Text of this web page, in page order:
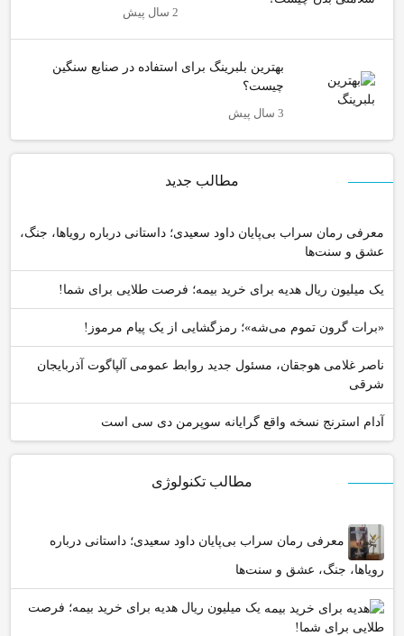
مطالب تکنولوژی
معرفی رمان سراب بی‌پایان داود سعیدی؛ داستانی درباره
رویاها، جنگ، عشق و سنت‌ها
یک میلیون ریال هدیه برای خرید بیمه؛ فرصت
طلایی برای شما!
2 سال پیش
بهترین بلبرینگ برای استفاده در صنایع سنگین
چیست؟
3 سال پیش
مطالب جدید
معرفی رمان سراب بی‌پایان داود سعیدی؛ داستانی درباره رویاها، جنگ،
عشق و سنت‌ها
یک میلیون ریال هدیه برای خرید بیمه؛ فرصت طلایی برای شما!
«برات گرون تموم می‌شه»؛ رمزگشایی از یک پیام مرموز!
ناصر غلامی هوجقان، مسئول جدید روابط عمومی آلپاگوت آذربایجان
شرقی
آدام استرنج نسخه واقع گرایانه سوپرمن دی سی است